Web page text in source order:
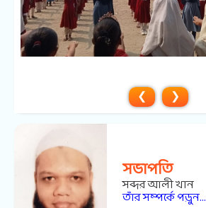
❮ ❯
সভাপতি
সব্দর আলী খান
তাঁর সম্পর্কে পড়ুন...